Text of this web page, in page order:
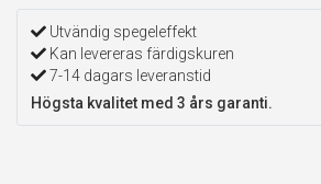
Utvändig spegeleffekt
Kan levereras färdigskuren
7-14 dagars leveranstid
Högsta kvalitet med 3 års garanti.